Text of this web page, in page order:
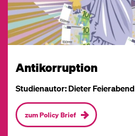
Antikorruption
Studienautor: Dieter Feierabend
zum Policy Brief